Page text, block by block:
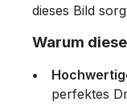
dieses Bild
Warum
perfektes